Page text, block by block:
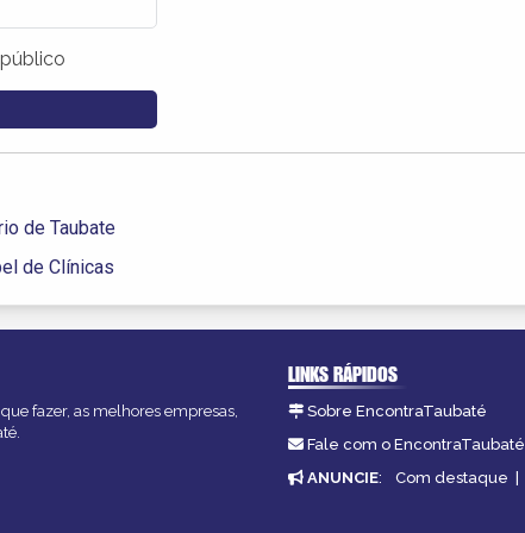
de Taubate
de Clínicas
fazer, as melhores empresas,
LINKS RÁPIDOS
Sobre EncontraTaubaté
Fale com o EncontraTaubaté
ANUNCIE: Com destaque |